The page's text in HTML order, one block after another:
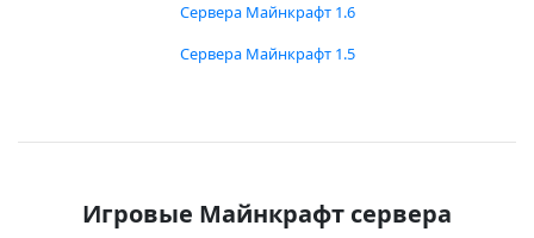
Сервера Майнкрафт 1.6
Сервера Майнкрафт 1.5
Игровые Майнкрафт сервера